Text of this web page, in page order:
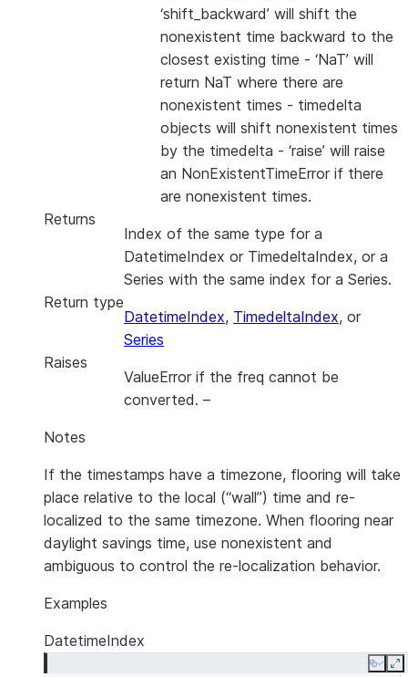
‘shift_backward’ will shift the
nonexistent time backward to the
closest existing time - ‘NaT’ will
return NaT where there are
nonexistent times - timedelta
objects will shift nonexistent times
by the timedelta - ‘raise’ will raise
an NonExistentTimeError if there
are nonexistent times.
Returns
Index of the same type for a
DatetimeIndex or TimedeltaIndex, or a
Series with the same index for a Series.
Return type
DatetimeIndex, TimedeltaIndex, or
Series
Raises
ValueError if the freq cannot be
converted. –
Notes
If the timestamps have a timezone, flooring will take
place relative to the local (“wall”) time and re-
localized to the same timezone. When flooring near
daylight savings time, use nonexistent and
ambiguous to control the re-localization behavior.
Examples
DatetimeIndex
Copy